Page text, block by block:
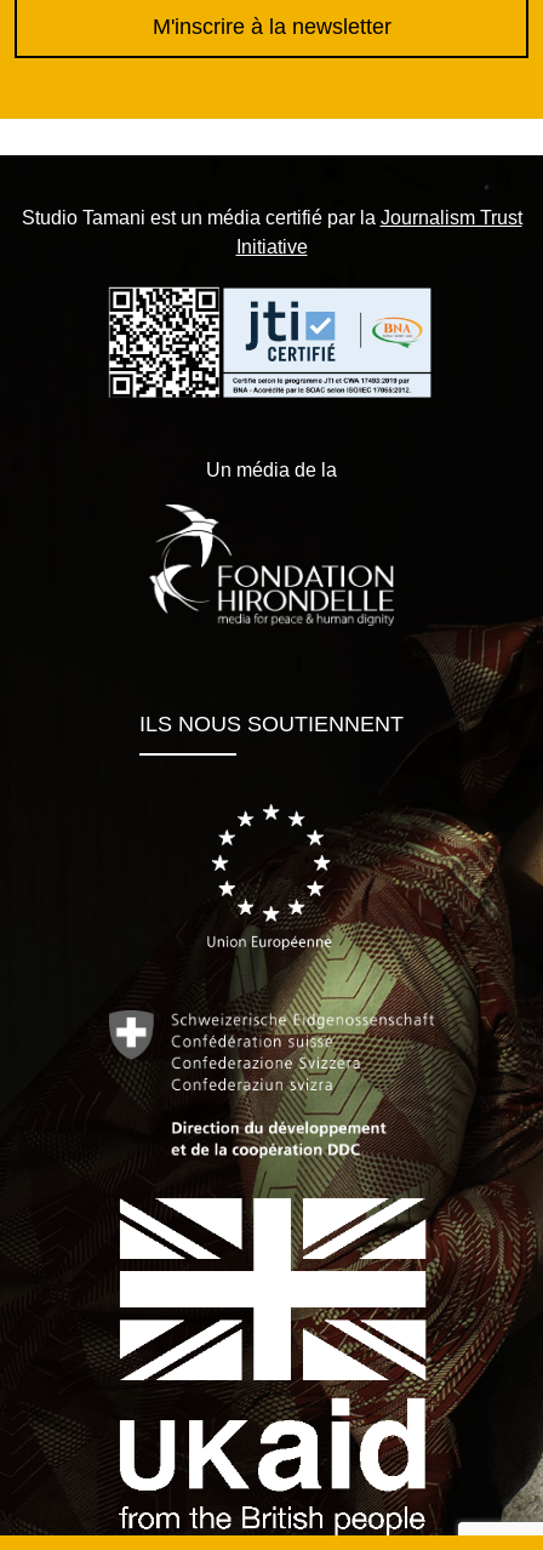
M'inscrire à la newsletter
Studio Tamani est un média certifié par la Journalism Trust
Initiative
Un média de la
ILS NOUS SOUTIENNENT